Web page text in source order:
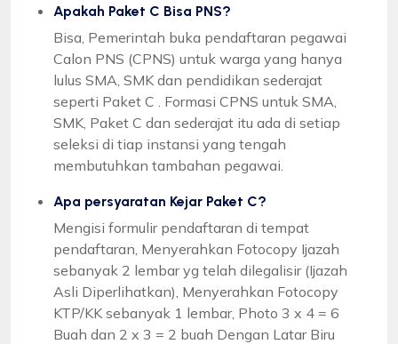
Apakah Paket C Bisa PNS?
Bisa, Pemerintah buka pendaftaran pegawai
Calon PNS (CPNS) untuk warga yang hanya
lulus SMA, SMK dan pendidikan sederajat
seperti Paket C . Formasi CPNS untuk SMA,
SMK, Paket C dan sederajat itu ada di setiap
seleksi di tiap instansi yang tengah
membutuhkan tambahan pegawai.
Apa persyaratan Kejar Paket C?
Mengisi formulir pendaftaran di tempat
pendaftaran, Menyerahkan Fotocopy Ijazah
sebanyak 2 lembar yg telah dilegalisir (Ijazah
Asli Diperlihatkan), Menyerahkan Fotocopy
KTP/KK sebanyak 1 lembar, Photo 3 x 4 = 6
Buah dan 2 x 3 = 2 buah Dengan Latar Biru